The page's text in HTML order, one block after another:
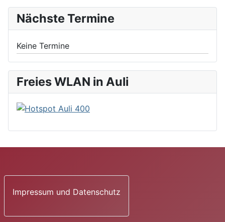
Nächste Termine
Keine Termine
Freies WLAN in Auli
Impressum und Datenschutz